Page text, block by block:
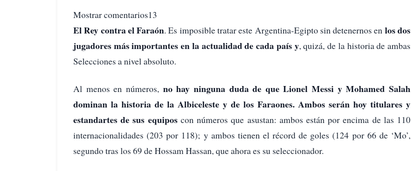
Mostrar comentarios13
El Rey contra el Faraón. Es imposible tratar este Argentina-Egipto sin detenernos en los dos
jugadores más importantes en la actualidad de cada país y, quizá, de la historia de ambas
Selecciones a nivel absoluto.
Al menos en números, no hay ninguna duda de que Lionel Messi y Mohamed Salah
dominan la historia de la Albiceleste y de los Faraones. Ambos serán hoy titulares y
estandartes de sus equipos con números que asustan: ambos están por encima de las 110
internacionalidades (203 por 118); y ambos tienen el récord de goles (124 por 66 de ‘Mo’,
segundo tras los 69 de Hossam Hassan, que ahora es su seleccionador.